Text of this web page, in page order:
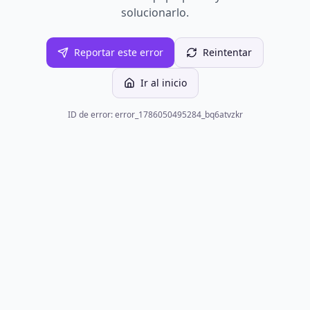
solucionarlo.
Reportar este error Reintentar
Ir al inicio
ID de error: error_1786050495284_bq6atvzkr